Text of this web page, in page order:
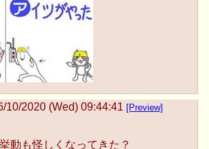
10/2020 (Wed) 09:44:41 [Preview]
動も怪しくなってきた？